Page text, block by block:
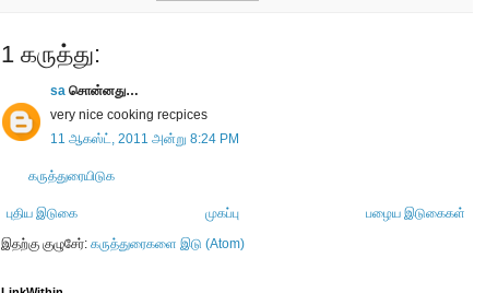
1 கருத்து:
sa சொன்னது…
very nice cooking recpices
11 ஆகஸ்ட், 2011 அன்று 8:24 PM
கருத்துரையிடுக
புதிய இடுகை பழைய இடுகைகள்
முகப்பு
இதற்கு குழுசேர்: கருத்துரைகளை இடு (Atom)